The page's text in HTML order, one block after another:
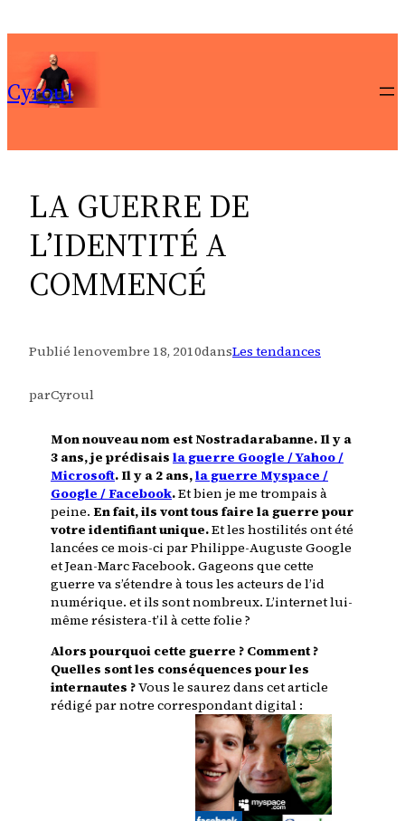
au
contenu
Cyroul
LA GUERRE DE
L’IDENTITÉ A
COMMENCÉ
Publié lenovembre 18, 2010dansLes tendances
parCyroul
Mon nouveau nom est Nostradarabanne.Il y a
3 ans, je prédisais la guerre Google / Yahoo /
Microsoft. Il y a 2 ans,la guerre Myspace /
Google / Facebook.Et bien je me trompais à
peine. En fait, ils vont tous faire la guerre pour
votre identifiant unique.Et les hostilités ont été
lancées ce mois-ci par Philippe-Auguste Google
et Jean-Marc Facebook. Gageons que cette
guerre va s’étendre à tous les acteurs de l’id
numérique. et ils sont nombreux. L’internet lui-
même résistera-t’il à cette folie ?
Alors pourquoi cette guerre ? Comment ?
Quelles sont les conséquences pour les
internautes ?Vous le saurez dans cet article
rédigé par notre correspondant digital :